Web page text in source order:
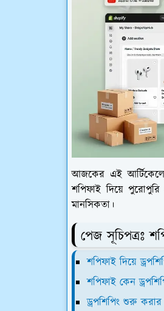
আজকের এই
শপিফাই দিয়ে
মানসিকতা।
পেজ সূচিপত্রঃ
শপিফাই দিয়ে
শপিফাই কেন
ড্রপশিপিং শুরু